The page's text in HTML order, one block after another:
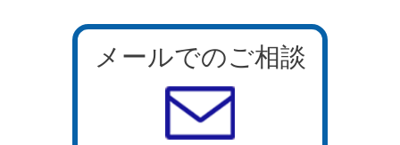
メールでのご相談